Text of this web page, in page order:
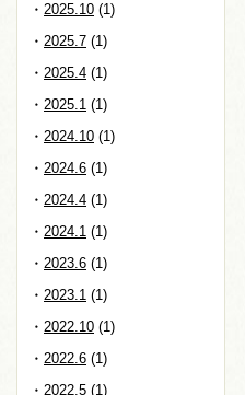
2025.10 (1)
2025.7 (1)
2025.4 (1)
2025.1 (1)
2024.10 (1)
2024.6 (1)
2024.4 (1)
2024.1 (1)
2023.6 (1)
2023.1 (1)
2022.10 (1)
2022.6 (1)
2022.5 (1)